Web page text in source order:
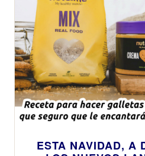
ESTA NAVIDAD, A